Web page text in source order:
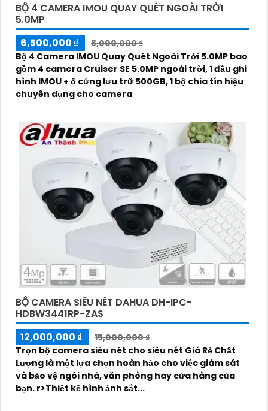
BỘ 4 CAMERA IMOU QUAY QUÉT NGOÀI TRỜI
5.0MP
6,500,000 ₫
8,000,000 ₫
Bộ 4 Camera IMOU Quay Quét Ngoài Trời 5.0MP bao
gồm 4 camera Cruiser SE 5.0MP ngoài trời, 1 đầu ghi
hình IMOU + ổ cứng lưu trữ 500GB, 1 bộ chia tín hiệu
chuyên dụng cho camera
BỘ CAMERA SIÊU NÉT DAHUA DH-IPC-
HDBW3441RP-ZAS
12,000,000 ₫
15,000,000 ₫
Trọn bộ camera siêu nét cho siêu nét Giá Rẻ Chất
Lượng là một lựa chọn hoàn hảo cho việc giám sát
và bảo vệ ngôi nhà, văn phòng hay cửa hàng của
bạn. r>Thiết kế hình ảnh sắt...